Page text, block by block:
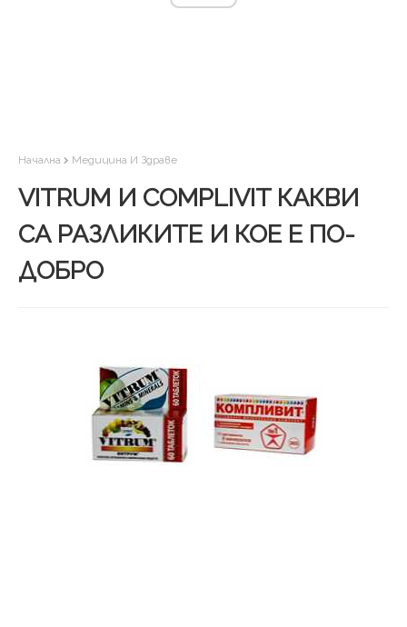
Начална Медицина И Здраве
VITRUM И COMPLIVIT КАКВИ
СА РАЗЛИКИТЕ И КОЕ Е ПО-
ДОБРО